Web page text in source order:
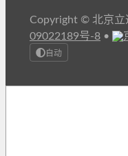
Copyright © 北京立
09022189号-8 •
自动